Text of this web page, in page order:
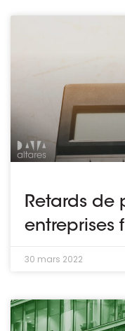
Retards de
entreprises
30 mars 2022